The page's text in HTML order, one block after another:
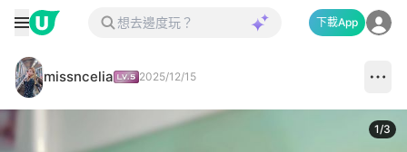
下載App
missncelia 2025/12/15
1/3